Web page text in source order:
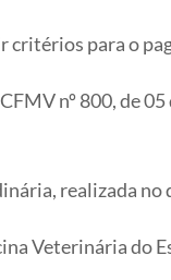
critérios para o
nº 800, de
realizada no
Veterinária do